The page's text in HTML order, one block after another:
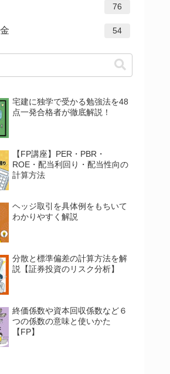
76
54
宅建に独学で受かる勉強法を48
点一発合格者が徹底解説！
【FP講座】PER・PBR・
ROE・配当利回り・配当性向の
計算方法
ヘッジ取引を具体例をもちいて
わかりやすく解説
分散と標準偏差の計算方法を解
説【証券投資のリスク分析】
終価係数や資本回収係数など６
つの係数の意味と使いかた
【FP】